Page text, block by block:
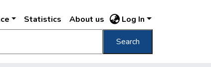
Statistics About us Log In
Search